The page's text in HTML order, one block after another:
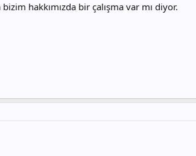
hakkımızda bir çalışma var mı diyor.